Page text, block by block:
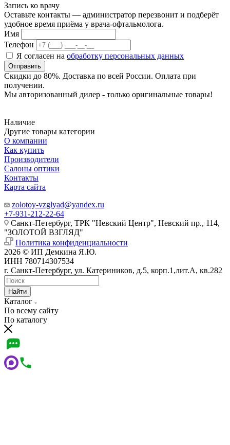
Запись ко врачу
Оставьте контакты — администратор перезвонит и подберёт
удобное время приёма у врача-офтальмолога.
Имя
Телефон
Я согласен на обработку персональных данных
Отправить
Скидки до 80%. Доставка по всей России. Оплата при
получении.
Мы авторизованный дилер - только оригинальные товары!
Наличие
Другие товары категории
О компании
Как купить
Производители
Салоны оптики
Контакты
Карта сайта
zolotoy-vzglyad@yandex.ru
+7-931-212-22-64
Санкт-Петербург, ТРК "Невский Центр", Невский пр., 114,
"ЗОЛОТОЙ ВЗГЛЯД"
Политика конфиденциальности
2026 © ИП Демкина Я.Ю.
ИНН 780714307534
г. Санкт-Петербург, ул. Катериников, д.5, корп.1,лит.А, кв.282
Найти
Каталог
По всему сайту
По каталогу